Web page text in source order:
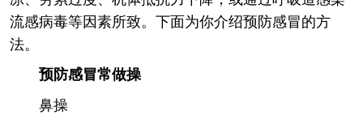
流感病毒等因素所致。下面为你介绍预防感冒的方
法。
预防感冒常做操
鼻操